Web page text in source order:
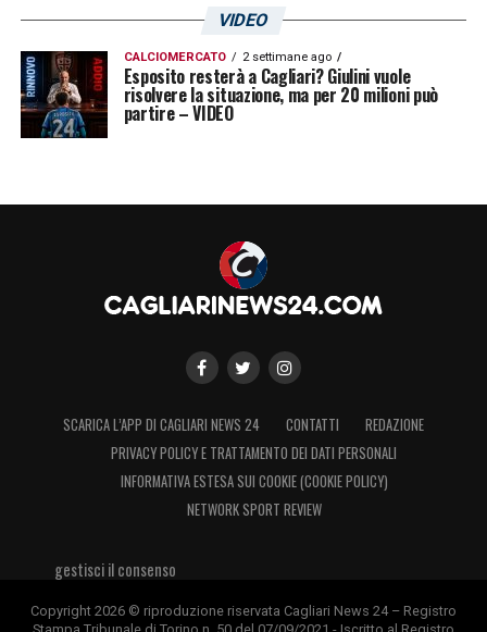
VIDEO
CALCIOMERCATO 2 settimane ago
Esposito resterà a Cagliari? Giulini vuole
risolvere la situazione, ma per 20 milioni può
partire – VIDEO
SCARICA L’APP DI CAGLIARI NEWS 24 CONTATTI
REDAZIONE
PRIVACY POLICY E TRATTAMENTO DEI DATI PERSONALI
INFORMATIVA ESTESA SUI COOKIE (COOKIE POLICY)
NETWORK SPORT REVIEW
gestisci il consenso
Copyright 2026 © riproduzione riservata Cagliari News 24 – Registro